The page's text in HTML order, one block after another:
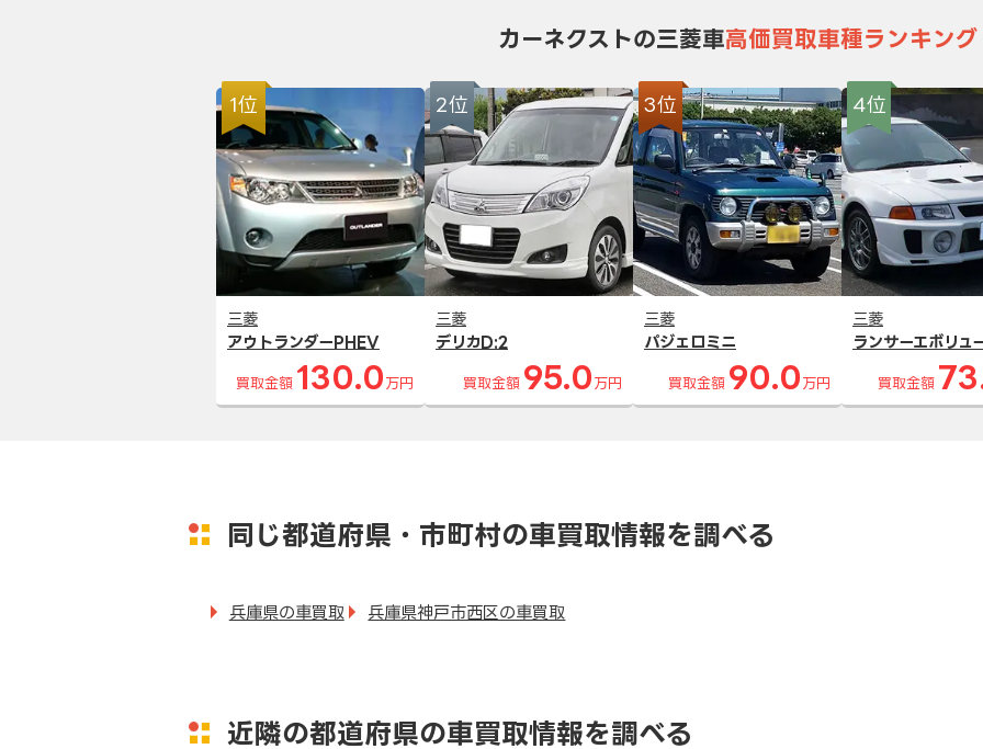
カーネクストの三菱車高価買取車種ランキング
1位
三菱
アウトランダーPHEV
買取金額 130.0 万円
2位
三菱
デリカD:2
買取金額 95.0 万円
3位
三菱
パジェロミニ
買取金額 90.0 万円
4位
三菱
ランサーエボリュ
買取金額
同じ都道府県・市町村の車買取情報を調べる
兵庫県の車買取 兵庫県神戸市西区の車買取
近隣の都道府県の車買取情報を調べる